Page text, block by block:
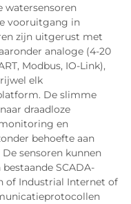
watersensoren
vooruitgang in
zijn uitgerust met
analoge (4-20
Modbus, IO-Link),
elk
De slimme
draadloze
en
behoefte aan
sensoren kunnen
SCADA-
of Industrial Internet of